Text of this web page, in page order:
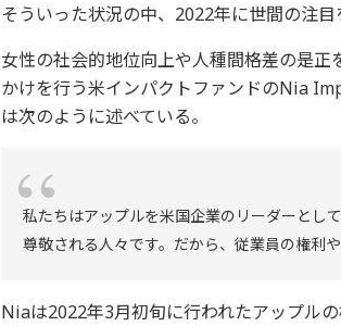
そういった状況の中、2022年に世間の注
女性の社会的地位向上や人種間格差の是
かけを行う米インパクトファンドのNia
は次のように述べている。
私たちはアップルを米国企業のリーダーとし
尊敬される人々です。だから、従業員の権利
Niaは2022年3月初旬に行われたアップル